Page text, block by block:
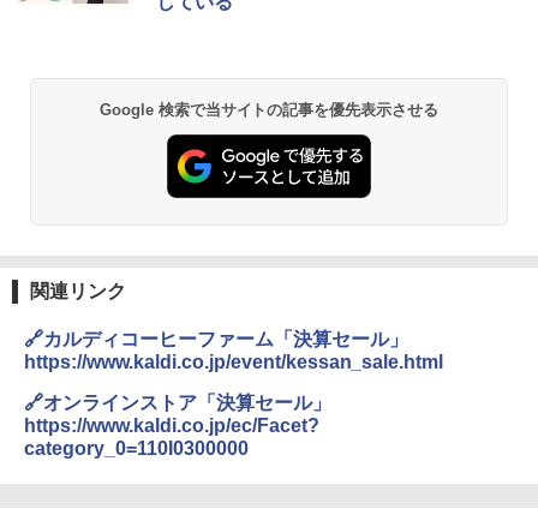
Google 検索で当サイトの記事を優先表示させる
関連リンク
🔗カルディコーヒーファーム「決算セール」
https://www.kaldi.co.jp/event/kessan_sale.html
🔗オンラインストア「決算セール」
https://www.kaldi.co.jp/ec/Facet?
category_0=110I0300000